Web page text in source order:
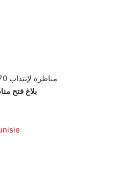
بلاغ فتح